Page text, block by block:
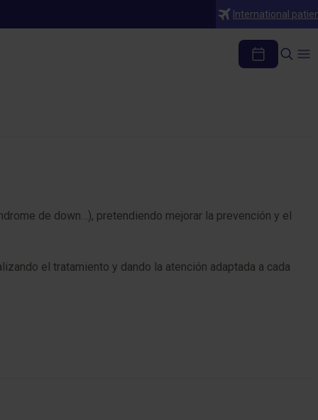
International
de down…), pretendiendo mejorar la prevención y el
el tratamiento y dando la atención adaptada a cada